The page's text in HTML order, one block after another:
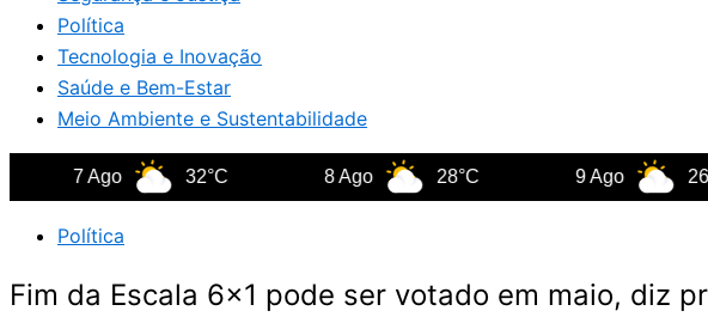
Política
Tecnologia e Inovação
Saúde e Bem-Estar
Meio Ambiente e Sustentabilidade
32°C 28°C 26°C
Política
Fim da Escala 6×1 pode ser votado em maio, diz